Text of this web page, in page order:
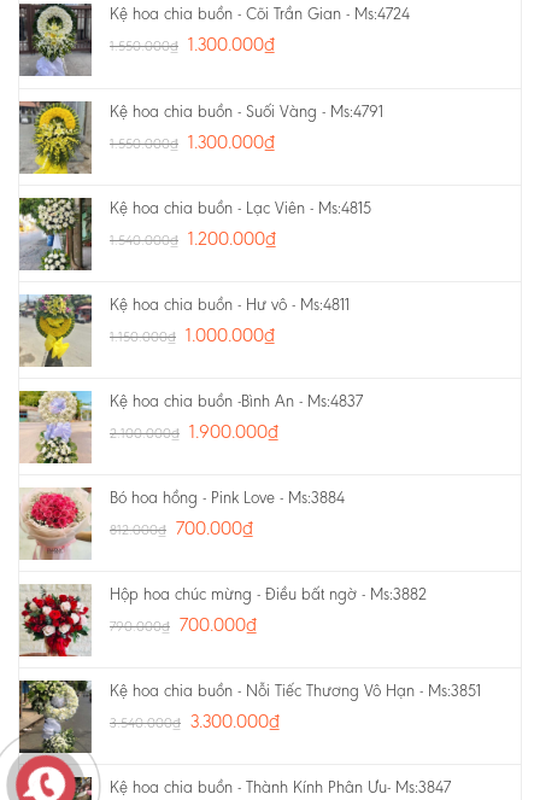
Kệ hoa chia buồn - Cõi Trần Gian - Ms:4724
1.550.000₫ 1.300.000₫
Kệ hoa chia buồn - Suối Vàng - Ms:4791
1.550.000₫ 1.300.000₫
Kệ hoa chia buồn - Lạc Viên - Ms:4815
1.540.000₫ 1.200.000₫
Kệ hoa chia buồn - Hư vô - Ms:4811
1.150.000₫ 1.000.000₫
Kệ hoa chia buồn -Bình An - Ms:4837
2.100.000₫ 1.900.000₫
Bó hoa hồng - Pink Love - Ms:3884
812.000₫ 700.000₫
Hộp hoa chúc mừng - Điều bất ngờ - Ms:3882
790.000₫ 700.000₫
Kệ hoa chia buồn - Nỗi Tiếc Thương Vô Hạn - Ms:3851
3.540.000₫ 3.300.000₫
Kệ hoa chia buồn - Thành Kính Phân Ưu- Ms:3847